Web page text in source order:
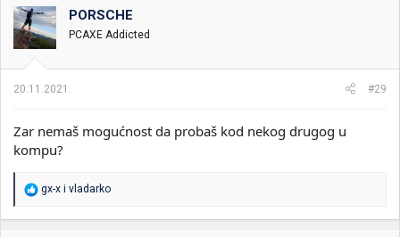
PORSCHE
PCAXE Addicted
20.11.2021. #29
Zar nemaš mogućnost da probaš kod nekog drugog u
kompu?
R
gx-x i vladarko